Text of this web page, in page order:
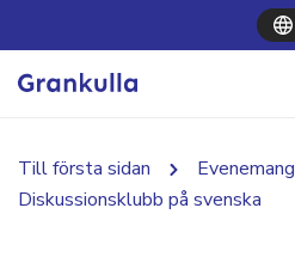
Till första sidan
Evenemang
Diskussionsklubb på svenska